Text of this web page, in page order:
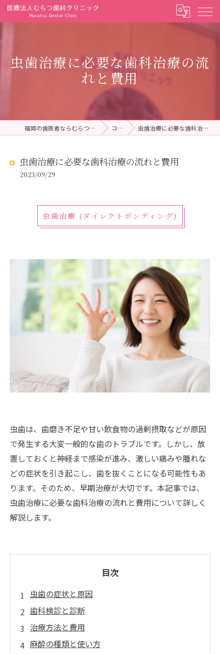
虫歯治療に必要な歯科治療の流
れと費用
福岡の歯医者ならむらつ歯科クリニック コラム 虫歯治療に必要な歯科治療の流れと費用
虫歯治療に必要な歯科治療の流れと費用
2023/09/29
虫歯治療 (ダイレクトボンディング)
虫歯は、歯磨き不足や甘い飲食物の過剰摂取などが原因
で発生する大変一般的な歯のトラブルです。しかし、放
置しておくと神経まで感染が進み、激しい痛みや腫れな
どの症状を引き起こし、歯を抜くことになる可能性もあ
ります。そのため、早期治療が大切です。本記事では、
虫歯治療に必要な歯科治療の流れと費用について詳しく
解説します。
目次
虫歯の症状と原因
歯科検診と診断
治療方法と費用
麻酔の種類と使い方